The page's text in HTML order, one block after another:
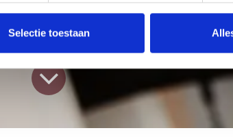
Selectie toestaan